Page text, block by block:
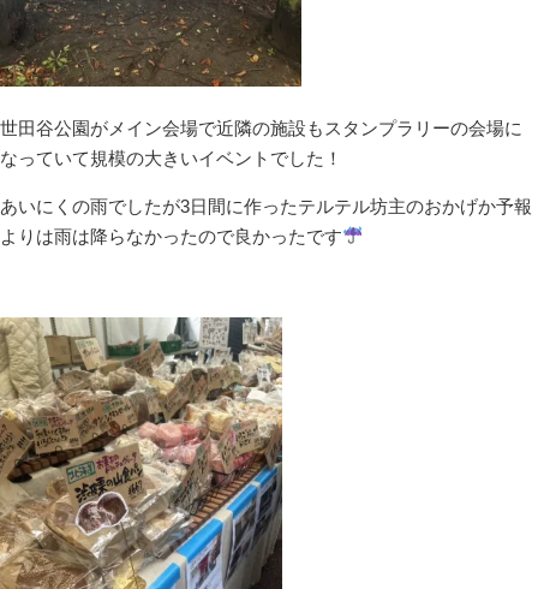
世田谷公園がメイン会場で近隣の施設もスタンプラリーの会場に
なっていて規模の大きいイベントでした！
あいにくの雨でしたが3日間に作ったテルテル坊主のおかげか予報
よりは雨は降らなかったので良かったです